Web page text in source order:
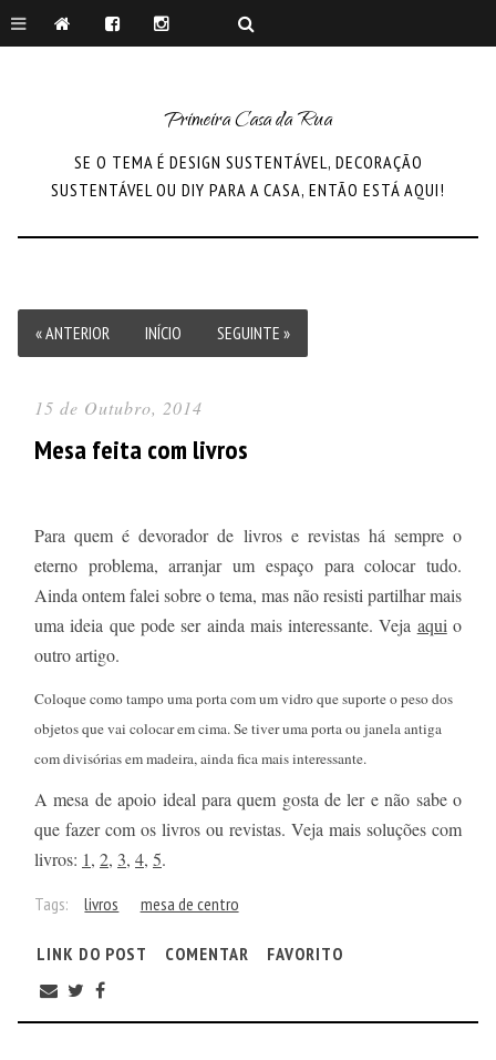
Primeira Casa da Rua
SE O TEMA É DESIGN SUSTENTÁVEL, DECORAÇÃO
SUSTENTÁVEL OU DIY PARA A CASA, ENTÃO ESTÁ AQUI!
« ANTERIOR INÍCIO SEGUINTE »
15 de Outubro, 2014
Mesa feita com livros
Para quem é devorador de livros e revistas há sempre o
eterno problema, arranjar um espaço para colocar tudo.
Ainda ontem falei sobre o tema, mas não resisti partilhar mais
uma ideia que pode ser ainda mais interessante. Veja aqui o
outro artigo.
Coloque como tampo uma porta com um vidro que suporte o peso dos
objetos que vai colocar em cima. Se tiver uma porta ou janela antiga
com divisórias em madeira, ainda fica mais interessante.
A mesa de apoio ideal para quem gosta de ler e não sabe o
que fazer com os livros ou revistas. Veja mais soluções com
livros: 1, 2, 3, 4, 5.
Tags: livros mesa de centro
LINK DO POST COMENTAR FAVORITO